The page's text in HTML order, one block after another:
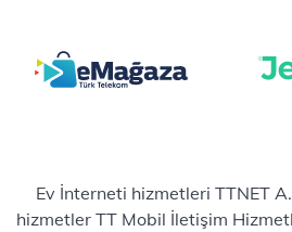
Ev İnterneti hizmetleri TTNET
hizmetler TT Mobil İletişim